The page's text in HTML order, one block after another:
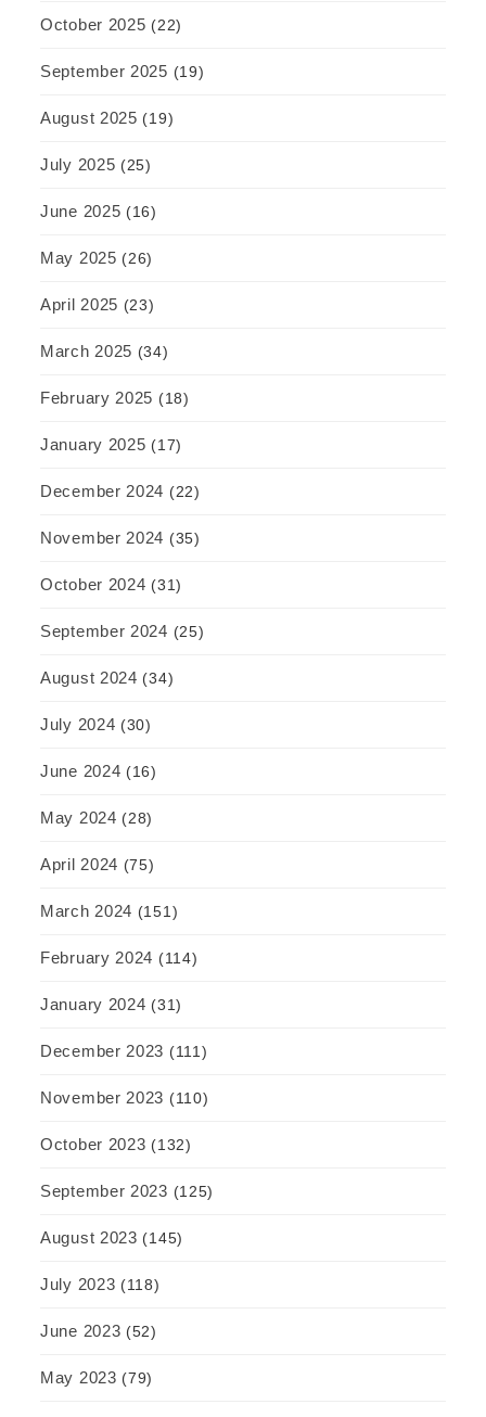
October 2025 (22)
September 2025 (19)
August 2025 (19)
July 2025 (25)
June 2025 (16)
May 2025 (26)
April 2025 (23)
March 2025 (34)
February 2025 (18)
January 2025 (17)
December 2024 (22)
November 2024 (35)
October 2024 (31)
September 2024 (25)
August 2024 (34)
July 2024 (30)
June 2024 (16)
May 2024 (28)
April 2024 (75)
March 2024 (151)
February 2024 (114)
January 2024 (31)
December 2023 (111)
November 2023 (110)
October 2023 (132)
September 2023 (125)
August 2023 (145)
July 2023 (118)
June 2023 (52)
May 2023 (79)